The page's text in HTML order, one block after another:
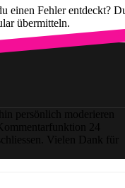
einen Fehler entdeckt?
übermitteln.
persönlich moderieren
24
Vielen Dank für